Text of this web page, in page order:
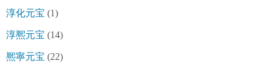
淳化元宝 (1)
淳熈元宝 (14)
熈寧元宝 (22)